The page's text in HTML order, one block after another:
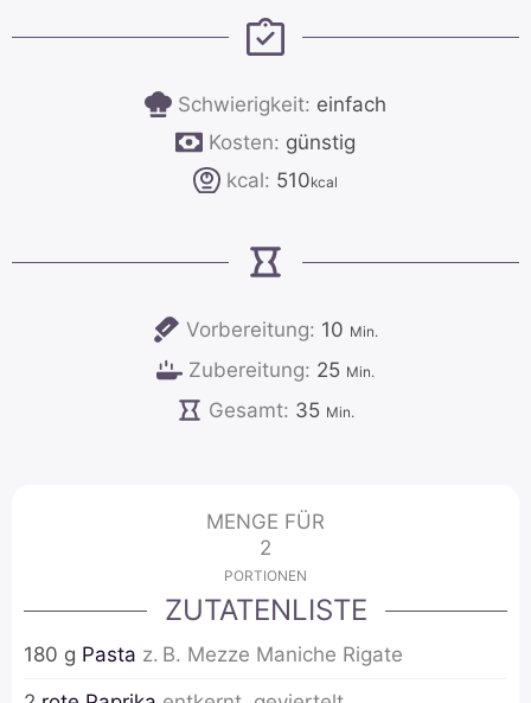
Schwierigkeit: einfach
Kosten: günstig
kcal: 510kcal
Vorbereitung: 10Minuten
Min.
Zubereitung: 25Minuten
Min.
Gesamt: 35Minuten
Min.
MENGE FÜR
2
PORTIONEN
ZUTATENLISTE
180 g Pasta z. B. Mezze Maniche Rigate